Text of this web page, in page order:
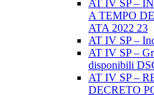
AT IV SP –
A TEMPO
ATA 2022 23
AT IV SP –
AT IV SP –
disponibili
AT IV SP –
DECRETO